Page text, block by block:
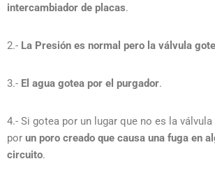
intercambiador de placas.
2.- La Presión es normal pero la válvula
3.- El agua gotea por el purgador.
4.- Si gotea por un lugar que no es la
por un poro creado que causa una fuga en
circuito.